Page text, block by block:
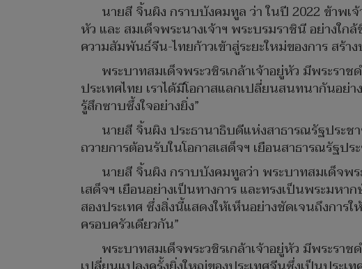
นายสี จิ้นผิง กราบบังคมทูล ว่า ในปี 2022 ข้าพเจ้
หัว และ สมเด็จพระนางเจ้าฯ พระบรมราชินี อย่างใ
ความสัมพันธ์จีน-ไทยก้าวเข้าสู่ระยะใหม่ของการ สร้
พระบาทสมเด็จพระวชิรเกล้าเจ้าอยู่หัว มีพระรา
ประเทศไทย เราได้มีโอกาสแลกเปลี่ยนสนทนากันอย่
รู้สึกซาบซึ้งใจอย่างยิ่ง”
นายสี จิ้นผิง ประธานาธิบดีแห่งสาธารณรัฐประ
ถวายการต้อนรับในโอกาสเสด็จฯ เยือนสาธารณรัฐป
นายสี จิ้นผิง กราบบังคมทูลว่า พระบาทสมเด็จพ
เสด็จฯ เยือนอย่างเป็นทางการ และทรงเป็นพระมห
สองประเทศ ซึ่งสิ่งนี้แสดงให้เห็นอย่างชัดเจนถึงกา
ครอบครัวเดียวกัน”
พระบาทสมเด็จพระวชิรเกล้าเจ้าอยู่หัว มีพระรา